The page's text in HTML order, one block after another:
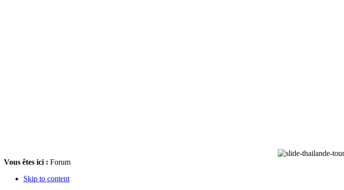
Vous êtes ici : Forum
Skip to content